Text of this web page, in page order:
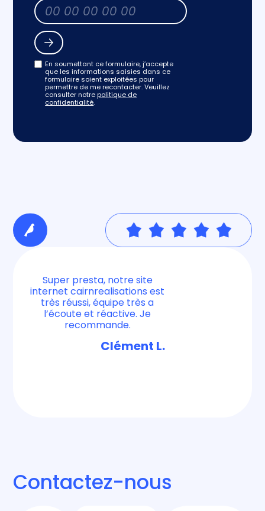
En soumettant ce formulaire, j’accepte
que les informations saisies dans ce
formulaire soient exploitées pour
permettre de me recontacter. Veuillez
consulter notre politique de
confidentialité.
Super presta, notre site
internet cairnrealisations est
très réussi, équipe très a
l’écoute et réactive. Je
recommande.
Clément L.
Contactez-nous